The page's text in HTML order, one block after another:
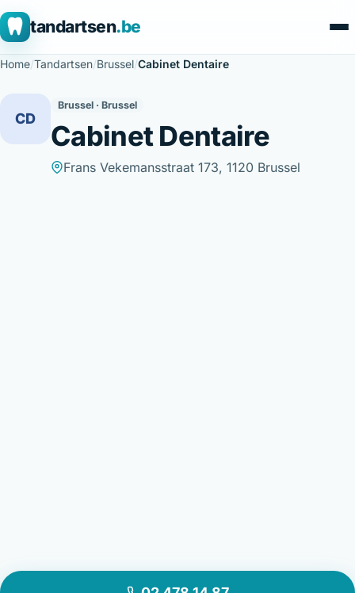
tandartsen.be
Home/Tandartsen/Brussel/Cabinet Dentaire
CD
Brussel · Brussel
Cabinet Dentaire
Frans Vekemansstraat 173, 1120 Brussel